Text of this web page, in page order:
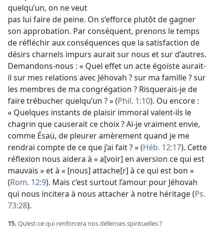
quelqu’un, on ne veut
pas lui faire de peine. On s’efforce plutôt de gagner
son approbation. Par conséquent, prenons le temps
de réfléchir aux conséquences que la satisfaction de
désirs charnels impurs aurait sur nous et sur d’autres.
Demandons-nous : « Quel effet un acte égoïste aurait-
il sur mes relations avec Jéhovah ? sur ma famille ? sur
les membres de ma congrégation ? Risquerais-je de
faire trébucher quelqu’un ? » (Phil. 1:10). Ou encore :
« Quelques instants de plaisir immoral valent-ils le
chagrin que causerait ce choix ? Ai-je vraiment envie,
comme Ésaü, de pleurer amèrement quand je me
rendrai compte de ce que j’ai fait ? » (Héb. 12:17). Cette
réflexion nous aidera à « a[voir] en aversion ce qui est
mauvais » et à « [nous] attache[r] à ce qui est bon »
(Rom. 12:9). Mais c’est surtout l’amour pour Jéhovah
qui nous incitera à nous attacher à notre héritage (Ps.
73:28).
15. Qu’est-ce qui renforcera nos défenses spirituelles ?